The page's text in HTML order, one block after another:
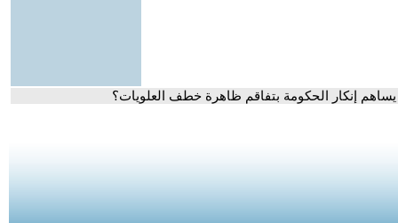
إنكار الحكومة بتفاقم ظاهرة خطف العلويات؟